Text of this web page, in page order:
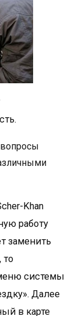
Khan
работу
заменить
то
системы
Далее
в карте